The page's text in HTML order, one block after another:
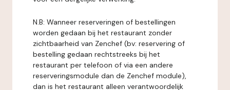
N.B: Wanneer reserveringen of bestellingen
worden gedaan bij het restaurant zonder
zichtbaarheid van Zenchef (bv: reservering of
bestelling gedaan rechtstreeks bij het
restaurant per telefoon of via een andere
reserveringsmodule dan de Zenchef module),
dan is het restaurant alleen verantwoordelijk